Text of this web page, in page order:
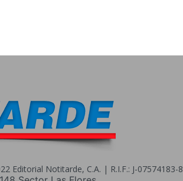
Editorial Notitarde, C.A. | R.I.F.: J-07574183-8